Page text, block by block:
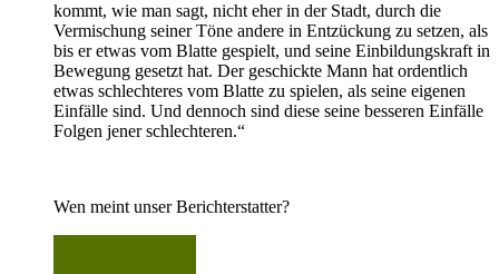
kommt, wie man sagt, nicht eher in der Stadt, durch die
Vermischung seiner Töne andere in Entzückung zu setzen, als
bis er etwas vom Blatte gespielt, und seine Einbildungskraft in
Bewegung gesetzt hat. Der geschickte Mann hat ordentlich
etwas schlechteres vom Blatte zu spielen, als seine eigenen
Einfälle sind. Und dennoch sind diese seine besseren Einfälle
Folgen jener schlechteren.“
Wen meint unser Berichterstatter?